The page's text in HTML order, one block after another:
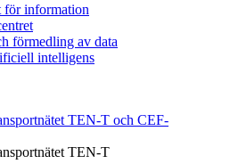
för information
förmedling av data
intelligens
TEN-T och CEF-
TEN-T